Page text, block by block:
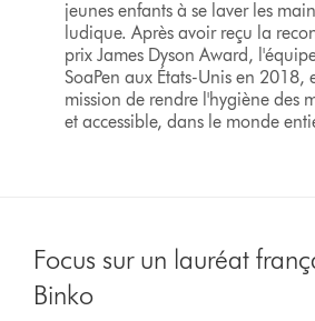
jeunes enfants à se laver les
ludique. Après avoir reçu la
prix James Dyson Award,
SoaPen aux États-Unis en 2018,
mission de rendre l'hygiène des
et accessible, dans le monde
Focus sur un lauréat
Binko